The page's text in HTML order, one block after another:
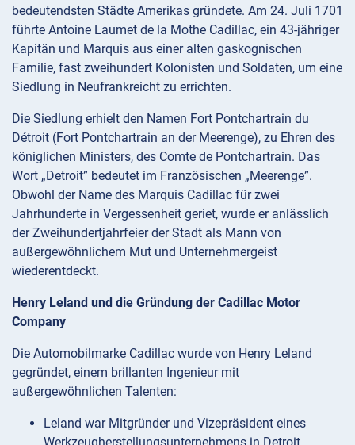
bedeutendsten Städte Amerikas gründete. Am 24. Juli 1701
führte Antoine Laumet de la Mothe Cadillac, ein 43-jähriger
Kapitän und Marquis aus einer alten gaskognischen
Familie, fast zweihundert Kolonisten und Soldaten, um eine
Siedlung in Neufrankreicht zu errichten.
Die Siedlung erhielt den Namen Fort Pontchartrain du
Détroit (Fort Pontchartrain an der Meerenge), zu Ehren des
königlichen Ministers, des Comte de Pontchartrain. Das
Wort „Detroit” bedeutet im Französischen „Meerenge”.
Obwohl der Name des Marquis Cadillac für zwei
Jahrhunderte in Vergessenheit geriet, wurde er anlässlich
der Zweihundertjahrfeier der Stadt als Mann von
außergewöhnlichem Mut und Unternehmergeist
wiederentdeckt.
Henry Leland und die Gründung der Cadillac Motor
Company
Die Automobilmarke Cadillac wurde von Henry Leland
gegründet, einem brillanten Ingenieur mit
außergewöhnlichen Talenten:
Leland war Mitgründer und Vizepräsident eines
Werkzeugherstellungsunternehmens in Detroit